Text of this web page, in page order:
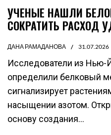
УЧЕНЫЕ НАШЛИ
СОКРАТИТЬ РАСХОД
ДАНА РАМАДАНОВА 31.07.2026
Исследователи из Нью-
определили белковый
сигнализирует
насыщении азотом.
основу создания...